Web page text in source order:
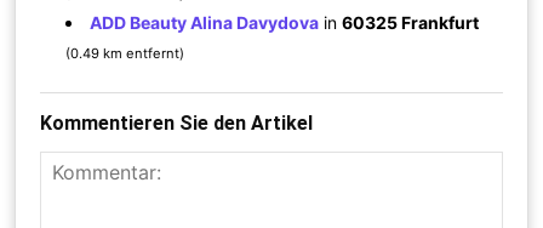
ADD Beauty Alina Davydova in60325 Frankfurt
(0.49 km entfernt)
Kommentieren Sie den Artikel